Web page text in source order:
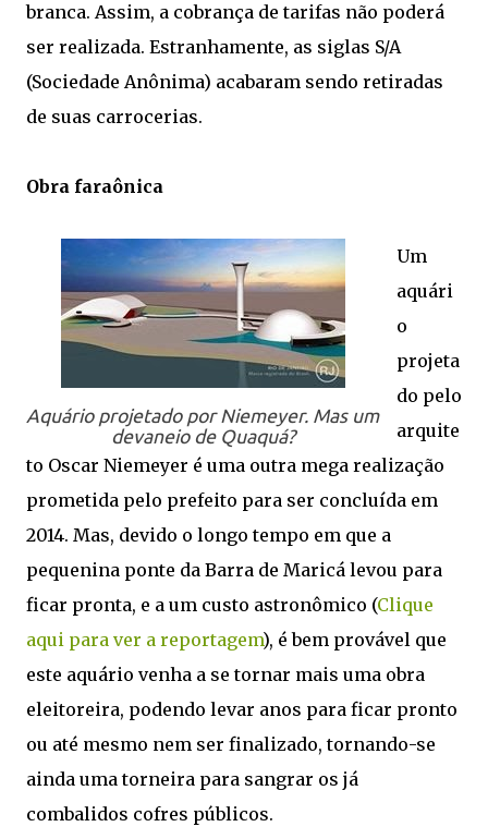
branca. Assim, a cobrança de tarifas não poderá
ser realizada. Estranhamente, as siglas S/A
(Sociedade Anônima) acabaram sendo retiradas
de suas carrocerias.
Obra faraônica
Aquário projetado por Niemeyer. Mas um
devaneio de Quaquá?
Um
aquári
o
projeta
do pelo
arquite
to Oscar Niemeyer é uma outra mega realização
prometida pelo prefeito para ser concluída em
2014. Mas, devido o longo tempo em que a
pequenina ponte da Barra de Maricá levou para
ficar pronta, e a um custo astronômico (Clique
aqui para ver a reportagem), é bem provável que
este aquário venha a se tornar mais uma obra
eleitoreira, podendo levar anos para ficar pronto
ou até mesmo nem ser finalizado, tornando-se
ainda uma torneira para sangrar os já
combalidos cofres públicos.